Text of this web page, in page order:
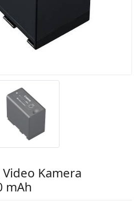
Kamera
mAh